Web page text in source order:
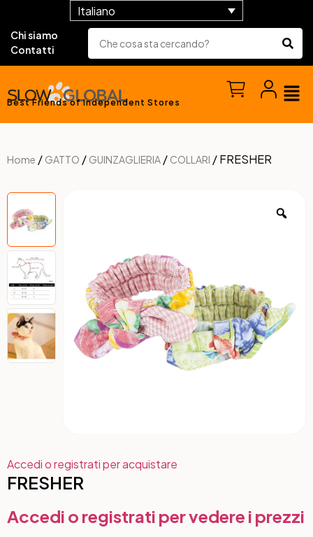
Italiano
Chi siamo
Contatti
Best Friends of Independent Stores
Home / GATTO / GUINZAGLIERIA / COLLARI / FRESHER
Accedi o registrati per acquistare
FRESHER
Accedi o registrati per vedere i prezzi